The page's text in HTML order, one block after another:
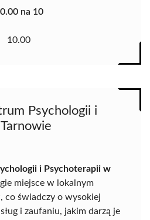
na 10
10.00
Psychologii i
i Psychoterapii w
miejsce w lokalnym
co świadczy o wysokiej
i zaufaniu, jakim darzą je